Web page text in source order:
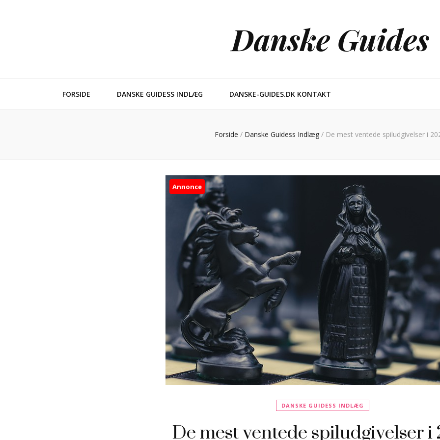
Danske Guides
FORSIDE DANSKE GUIDESS INDLÆG DANSKE-GUIDES.DK KONTAKT
Forside / Danske Guidess Indlæg / De mest ventede spiludgivelser i
Annonce
DANSKE GUIDESS INDLÆG